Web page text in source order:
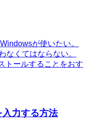
が使いたい。
なくてはならない。
トールすることをおす
力する方法